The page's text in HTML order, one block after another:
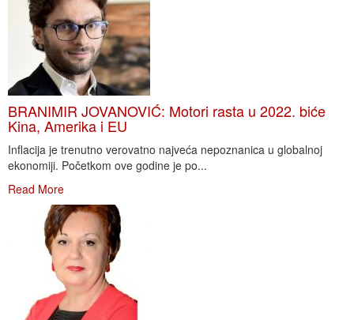
BRANIMIR JOVANOVIĆ: Motori rasta u 2022. biće
Kina, Amerika i EU
Inflacija je trenutno verovatno najveća nepoznanica u globalnoj
ekonomiji. Početkom ove godine je po...
Read More